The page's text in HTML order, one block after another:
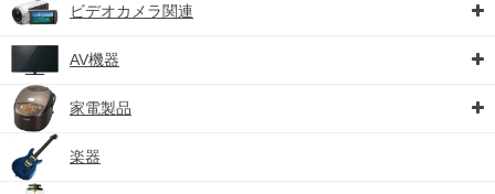
ビデオカメラ関連
AV機器
家電製品
楽器